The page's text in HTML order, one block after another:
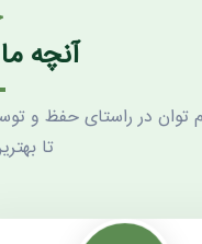
آنچه
توان در راستای حفظ و
تا